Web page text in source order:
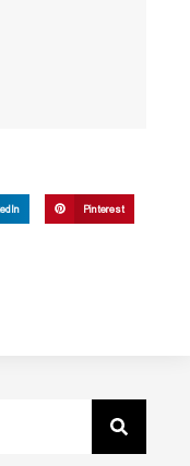
Pinterest